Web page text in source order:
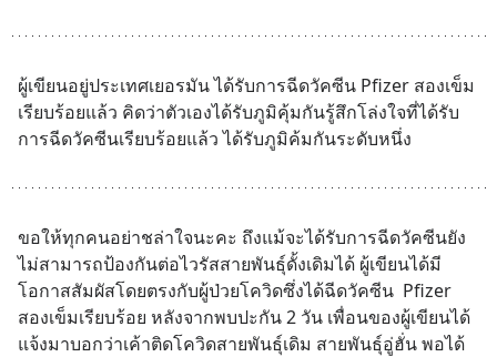
ผู้เขียนอยู่ประเทศเยอรมัน ได้รับการฉีดวัคซีน Pfizer สองเข็ม
เรียบร้อยแล้ว คิดว่าตัวเองได้รับภูมิคุ้มกันรู้สึกโล่งใจที่ได้รับ
การฉีดวัคซีนเรียบร้อยแล้ว ได้รับภูมิค้มกันระดับหนึ่ง
ขอให้ทุกคนอย่าชล่าใจนะคะ ถึงแม้จะได้รับการฉีดวัคซีนยัง
ไม่สามารถป้องกันต่อไวรัสสายพันธ์ุดั้งเดิมได้ ผู้เขียนได้มี
โอกาสสัมผัสโดยตรงกับผู้ป่วยโควิดซึ่งได้ฉีดวัคซีน  Pfizer
สองเข็มเรียบร้อย หลังจากพบปะกัน 2 วัน เพื่อนของผู้เขียนได้
แจ้งมาบอกว่าเค้าติดโควิดสายพันธ์ุเดิม สายพันธุ์อู่ฮั่น พอได้